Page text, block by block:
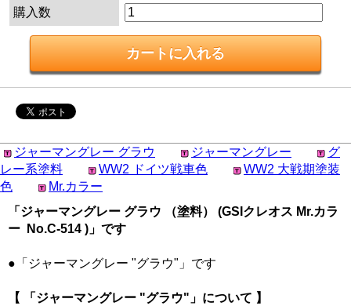
購入数
ジャーマングレー グラウ ジャーマングレー
グ
レー系塗料
WW2 ドイツ戦車色
WW2 大戦期塗装
色
Mr.カラー
「ジャーマングレー グラウ （塗料） (GSIクレオス Mr.カラ
ー No.C-514 )」です
●「ジャーマングレー "グラウ"」です
【 「ジャーマングレー "グラウ"」について 】